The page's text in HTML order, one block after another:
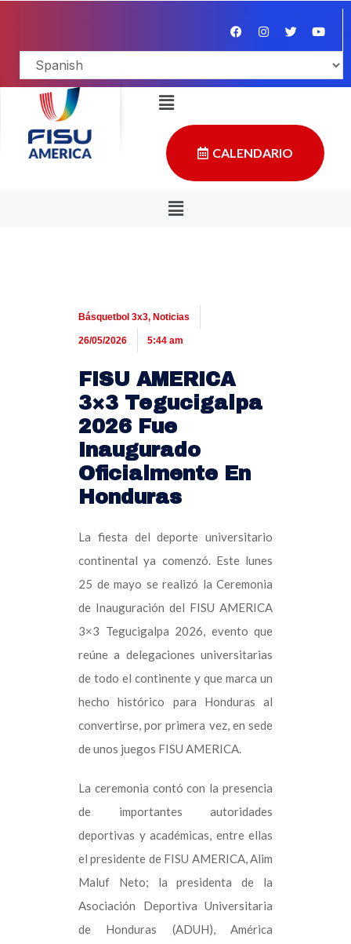
CALENDARIO
Básquetbol 3x3, Noticias
26/05/2026 5:44 am
FISU AMERICA
3×3 Tegucigalpa
2026 Fue
Inaugurado
Oficialmente En
Honduras
La fiesta del deporte universitario
continental ya comenzó. Este lunes
25 de mayo se realizó la Ceremonia
de Inauguración del FISU AMERICA
3×3 Tegucigalpa 2026, evento que
reúne a delegaciones universitarias
de todo el continente y que marca un
hecho histórico para Honduras al
convertirse, por primera vez, en sede
de unos juegos FISU AMERICA.
La ceremonia contó con la presencia
de importantes autoridades
deportivas y académicas, entre ellas
el presidente de FISU AMERICA, Alim
Maluf Neto; la presidenta de la
Asociación Deportiva Universitaria
de Honduras (ADUH), América